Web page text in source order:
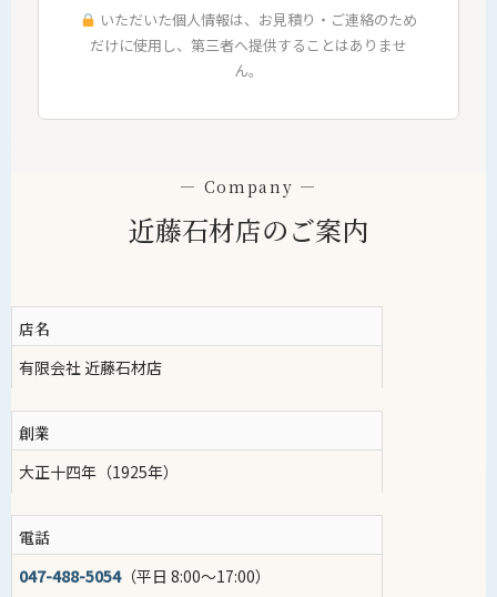
いただいた個人情報は、お見積り・ご連絡のため
だけに使用し、第三者へ提供することはありませ
ん。
— Company —
近藤石材店のご案内
店名
有限会社 近藤石材店
創業
大正十四年（1925年）
電話
047-488-5054（平日 8:00〜17:00）